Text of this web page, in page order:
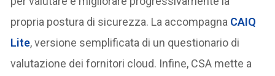
propria postura di sicurezza. La accompagna CAIQ
Lite, versione semplificata di un questionario di
valutazione dei fornitori cloud. Infine, CSA mette a